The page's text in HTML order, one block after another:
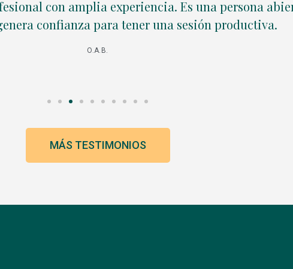
con amplia experiencia. Es una persona
confianza para tener una sesión productiva.
O.A.B.
MÁS TESTIMONIOS